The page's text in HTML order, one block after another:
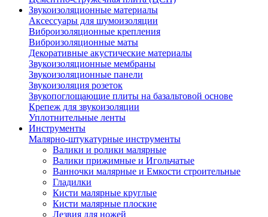
Звукоизоляционные материалы
Аксессуары для шумоизоляции
Виброизоляционные крепления
Виброизоляционные маты
Декоративные акустические материалы
Звукоизоляционные мембраны
Звукоизоляционные панели
Звукоизоляция розеток
Звукопоглощающие плиты на базальтовой основе
Крепеж для звукоизоляции
Уплотнительные ленты
Инструменты
Малярно-штукатурные инструменты
Валики и ролики малярные
Валики прижимные и Игольчатые
Ванночки малярные и Емкости строительные
Гладилки
Кисти малярные круглые
Кисти малярные плоские
Лезвия для ножей